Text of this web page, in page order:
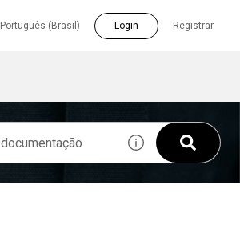
Registrar
Português (Brasil) Login